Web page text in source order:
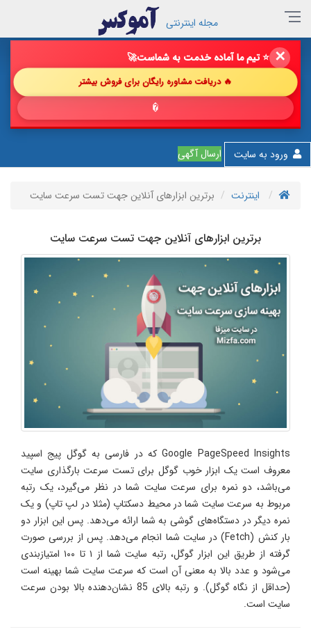
✕ 🔥 فروش خود را با ما چند برابر کن!🚀
🔥 دریافت مشاوره رایگان برای فروش بیشتر
💎 پیشنها
ورود به سایت ارسال آگهی
مجله اینترنتی
اینترنت برترین ابزارهای آنلاین جهت تست سرعت سایت
برترین ابزارهای آنلاین جهت تست سرعت سایت
Google PageSpeed Insights که در فارسی به گوگل پیج اسپید
معروف است یک ابزار خوب گوگل برای تست سرعت بارگذاری سایت
می‌باشد، دو نمره برای سرعت سایت شما در نظر می‌گیرد، یک رتبه
مربوط به سرعت سایت شما در محیط دسکتاپ (مثلا در لپ تاپ) و یک
نمره دیگر در دستگاه‌های گوشی به شما ارائه می‌دهد. پس این ابزار دو
بار کنش (Fetch) در سایت شما انجام می‌دهد. پس از بررسی صورت
گرفته از طریق این ابزار گوگل، رتبه سایت شما از ۱ تا ۱۰۰ امتیازبندی
می‌شود و عدد بالا به معنی آن است که سرعت سایت شما بهینه است
(حداقل از نگاه گوگل). و رتبه بالای 85 نشان‌دهنده بالا بودن سرعت
سایت است.